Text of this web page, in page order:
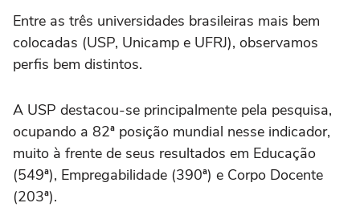
Entre as três universidades brasileiras mais bem
colocadas (USP, Unicamp e UFRJ), observamos
perfis bem distintos.
A USP destacou-se principalmente pela pesquisa,
ocupando a 82ª posição mundial nesse indicador,
muito à frente de seus resultados em Educação
(549ª), Empregabilidade (390ª) e Corpo Docente
(203ª).